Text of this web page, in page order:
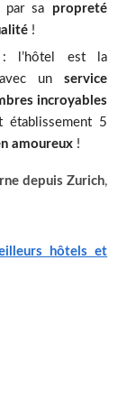
par sa propreté
!
l’hôtel est la
unservice
incroyables
établissement 5
amoureux!
depuis Zurich,
hôtels et